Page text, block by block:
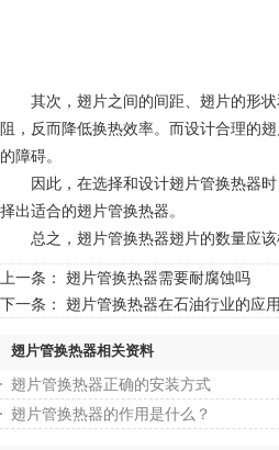
其次，翅片之间的间距、翅片的形状
阻，反而降低换热效率。而设计合理的
的障碍。
因此，在选择和设计翅片管换热器时
择出适合的翅片管换热器。
总之，翅片管换热器翅片的数量应该
上一条： 翅片管换热器需要耐腐蚀吗
下一条： 翅片管换热器在石油行业的应用
翅片管换热器相关资料
翅片管换热器正确的安装方式
翅片管换热器的作用是什么？